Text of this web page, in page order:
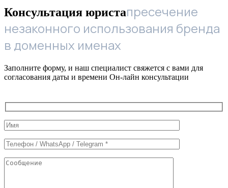
Консультация юристапресечение
незаконного использования бренда
в доменных именах
Заполните форму, и наш специалист свяжется с вами для
согласования даты и времени Он-лайн консультации
Служебные
поля
формы